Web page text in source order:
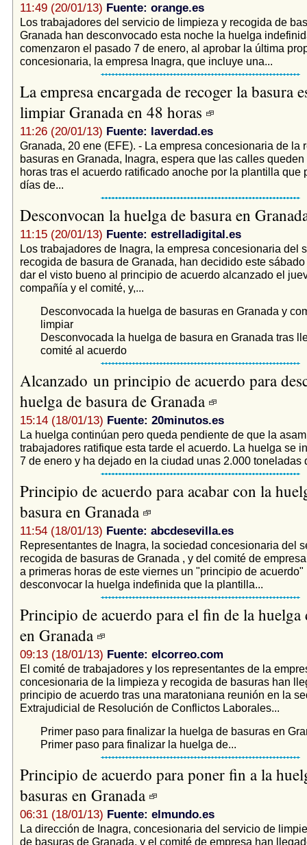
11:49 (20/01/13) Fuente: orange.es
Los trabajadores del servicio de limpieza y recogida de
Granada han desconvocado esta noche la huelga
comenzaron el pasado 7 de enero, al aprobar la última
concesionaria, la empresa Inagra, que incluye una...
La empresa encargada de recoger la basura
limpiar Granada en 48 horas
11:26 (20/01/13) Fuente: laverdad.es
Granada, 20 ene (EFE). - La empresa concesionaria de la
basuras en Granada, Inagra, espera que las calles
horas tras el acuerdo ratificado anoche por la plantilla que
días de...
Desconvocan la huelga de basura en
11:15 (20/01/13) Fuente: estrelladigital.es
Los trabajadores de Inagra, la empresa concesionaria del
recogida de basura de Granada, han decidido este
dar el visto bueno al principio de acuerdo alcanzado el
compañía y el comité, y,...
Desconvocada la huelga de basuras en Granada y
limpiar
Desconvocada la huelga de basura en Granada tras
comité al acuerdo
Alcanzado un principio de acuerdo para
huelga de basura de Granada
15:14 (18/01/13) Fuente: 20minutos.es
La huelga continúan pero queda pendiente de que la
trabajadores ratifique esta tarde el acuerdo. La huelga se
7 de enero y ha dejado en la ciudad unas 2.000 toneladas
Principio de acuerdo para acabar con la
basura en Granada
11:54 (18/01/13) Fuente: abcdesevilla.es
Representantes de Inagra, la sociedad concesionaria del
recogida de basuras de Granada , y del comité de
a primeras horas de este viernes un "principio de acuerdo"
desconvocar la huelga indefinida que la plantilla...
Principio de acuerdo para el fin de la huelga
en Granada
09:13 (18/01/13) Fuente: elcorreo.com
El comité de trabajadores y los representantes de la
concesionaria de la limpieza y recogida de basuras han
principio de acuerdo tras una maratoniana reunión en la
Extrajudicial de Resolución de Conflictos Laborales...
Primer paso para finalizar la huelga de basuras en
Primer paso para finalizar la huelga de...
Principio de acuerdo para poner fin a la
basuras en Granada
06:31 (18/01/13) Fuente: elmundo.es
La dirección de Inagra, concesionaria del servicio de
de basuras de Granada, y el comité de empresa han